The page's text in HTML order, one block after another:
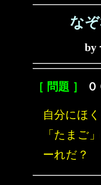
な
by
［ 問題 ］
自分にほ
「たまご
ーれだ？